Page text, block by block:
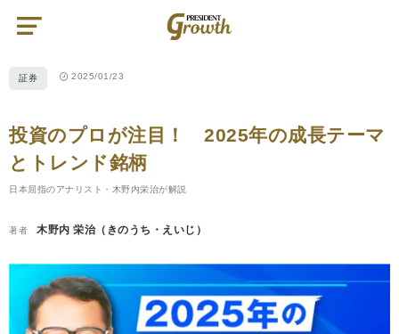
レ
PRESIDENT
Growth（プ
証券 2025/01/23
投資のプロが注目！ 2025年の成長テーマ
とトレンド銘柄
日本屈指のアナリスト・木野内栄治が解説
著者 木野内 栄治（きのうち・えいじ）